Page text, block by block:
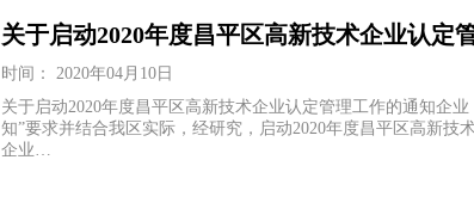
关于启动2020年度昌平区高新技术企业认定
时间： 2020年04月10日
关于启动2020年度昌平区高新技术企业认定管理工作的通知企
知”要求并结合我区实际，经研究，启动2020年度昌平区高新
企业…